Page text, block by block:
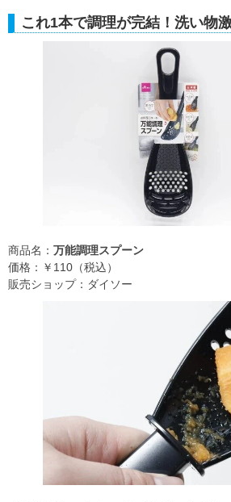
これ1本で調理が完結！洗い物
商品名： 万能調理スプーン
価格：￥110（税込）
販売ショップ：ダイソー